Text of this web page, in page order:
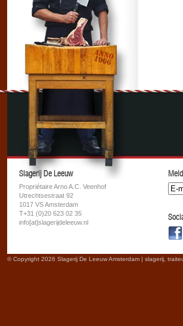
Slagerij De Leeuw
Propriétaire Arno A.C. Veenhof
Utrechtsestraat 92
1017 VS Amsterdam
T+31 (0)20 623 02 35
info[at]slagerijdeleeuw.nl
© Copyright 2026 Slagerij De Leeuw Amsterdam | slagerij,